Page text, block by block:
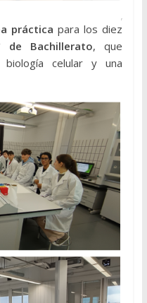
práctica para los diez
de Bachillerato, que
celular y una